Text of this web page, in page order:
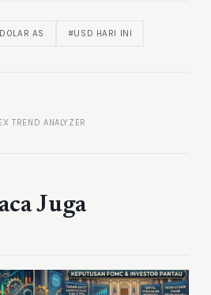
AS #USD HARI INI
TREND ANALYZER
Juga